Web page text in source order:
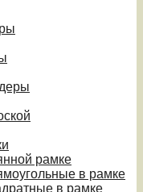
рамке
в рамке
в рамке